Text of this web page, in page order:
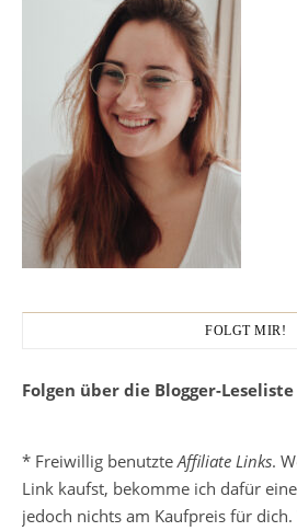
FOLGT MIR!
Folgen über die Blogger-Leseliste
* Freiwillig benutzteAffiliate Links.
Link kaufst, bekomme ich dafür
jedoch nichts am Kaufpreis für